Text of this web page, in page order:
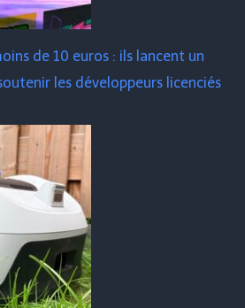
de 10 euros : ils lancent un
les développeurs licenciés